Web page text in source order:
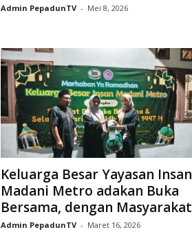
Admin PepadunTV - Mei 8, 2026
Keluarga Besar Yayasan Insan
Madani Metro adakan Buka
Bersama, dengan Masyarakat
Admin PepadunTV - Maret 16, 2026